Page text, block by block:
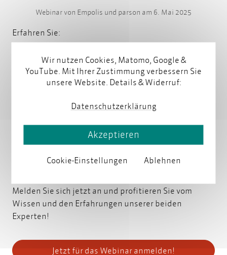
Webinar von Empolis und parson am 6. Mai 2025
Erfahren Sie:
Wie strukturierte Inhalte undMetadatenMetadaten
für
nachhaltige Wissensbereitstellung sorgen
Wie Sie mit einem CDP Inhalte für verschiedene
Zielgruppen und Kanäle zentral verfügbar
machen
Self-Service von Kunden stärkt
Melden Sie sich jetzt an und profitieren Sie vom
Wissen und den Erfahrungen unserer beiden
Experten!
Jetzt für das Webinar anmelden!
Wir nutzen Cookies, Matomo, Google &
YouTube. Mit Ihrer Zustimmung verbessern Sie
unsere Website. Details & Widerruf:
Datenschutzerklärung
Cookie-Einstellungen Ablehnen
Akzeptieren